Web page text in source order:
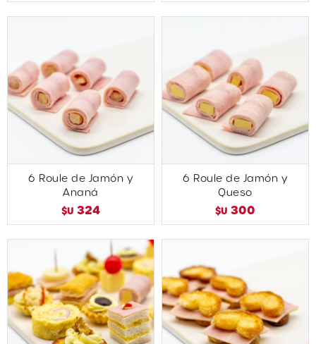
6 Roule de Jamón y
Ananá
$U 324
6 Roule de Jamón y
Queso
$U 300